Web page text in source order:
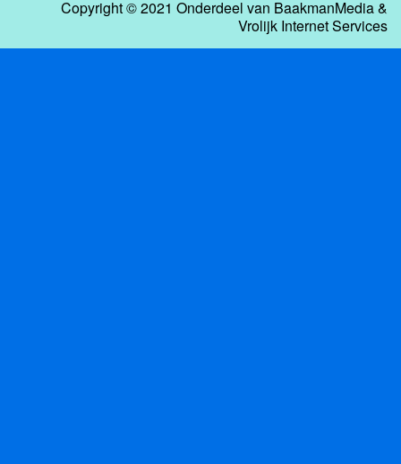
Copyright © 2021 Onderdeel van BaakmanMedia&
Vrolijk Internet Services